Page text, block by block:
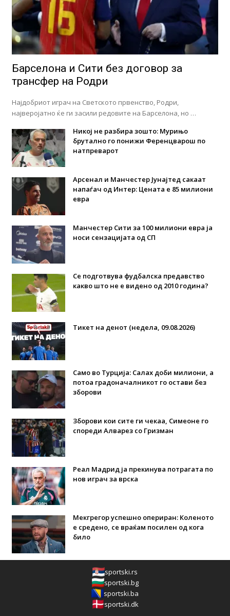
Барселона и Сити без договор за
трансфер на Родри
Најдобриот играч на Светското првенство, Родри,
најверојатно ќе ги засили редовите на Барселона, но …
Никој не разбира зошто: Мурињо
брутално го понижи Ференцварош по
натпреварот
Арсенал и Манчестер Јунајтед сакаат
напаѓач од Интер: Цената е 85 милиони
евра
Манчестер Сити за 100 милиони евра ја
носи сензацијата од СП
Се подготвува фудбалска предавство
какво што не е видено од 2010 година?
Тикет на денот (недела, 09.08.2026)
Само во Турција: Салах доби милиони, а
потоа градоначалникот го остави без
зборови
Зборови кои сите ги чекаа, Симеоне го
спореди Алварез со Гризман
Реал Мадрид ја прекинува потрагата по
нов играч за врска
Мекгрегор успешно опериран: Коленото
е средено, се враќам посилен од кога
било
sportski.rs
sportski.bg
sportski.ba
sportski.dk